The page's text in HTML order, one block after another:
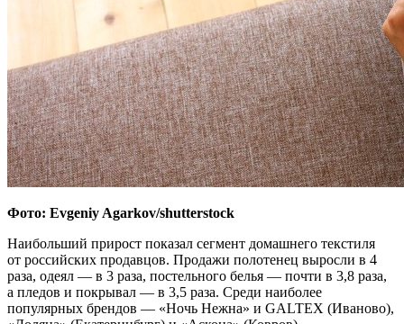
Фото: Evgeniy Agarkov/shutterstock
Наибольший прирост показал сегмент домашнего текстиля
от российских продавцов. Продажи полотенец выросли в 4
раза, одеял — в 3 раза, постельного белья — почти в 3,8 раза,
а пледов и покрывал — в 3,5 раза. Среди наиболее
популярных брендов — «Ночь Нежна» и GALTEX (Иваново),